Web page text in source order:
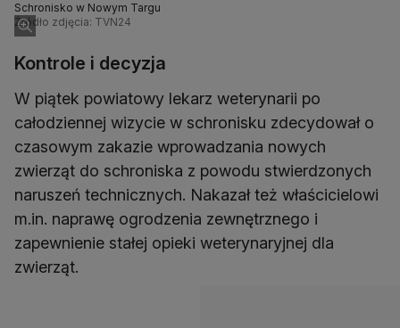
Schronisko w Nowym Targu
Źródło zdjęcia: TVN24
Kontrole i decyzja
W piątek powiatowy lekarz weterynarii po
całodziennej wizycie w schronisku zdecydował o
czasowym zakazie wprowadzania nowych
zwierząt do schroniska z powodu stwierdzonych
naruszeń technicznych. Nakazał też właścicielowi
m.in. naprawę ogrodzenia zewnętrznego i
zapewnienie stałej opieki weterynaryjnej dla
zwierząt.